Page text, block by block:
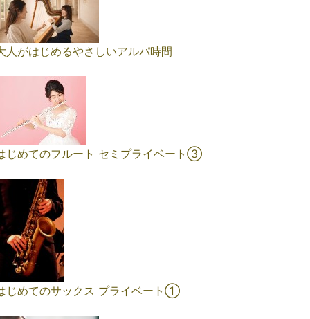
人がはじめるやさしいアルパ時間
じめてのフルート セミプライベート③
じめてのサックス プライベート①